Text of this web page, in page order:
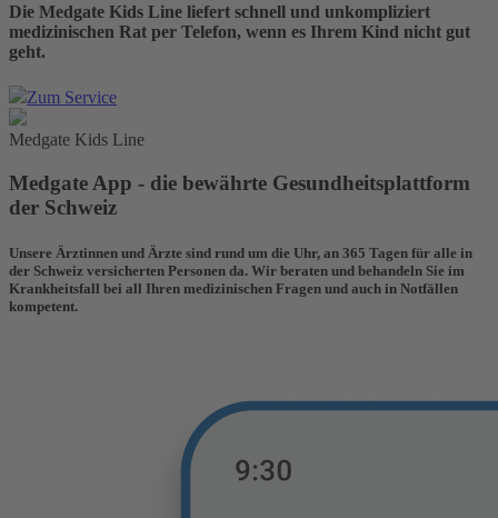
Die Medgate Kids Line liefert schnell und unkompliziert
medizinischen Rat per Telefon, wenn es Ihrem Kind nicht gut
geht.
Zum Service
Medgate Kids Line
Medgate App - die bewährte Gesundheitsplattform
der Schweiz
Unsere Ärztinnen und Ärzte sind rund um die Uhr, an 365 Tagen für alle in
der Schweiz versicherten Personen da. Wir beraten und behandeln Sie im
Krankheitsfall bei all Ihren medizinischen Fragen und auch in Notfällen
kompetent.